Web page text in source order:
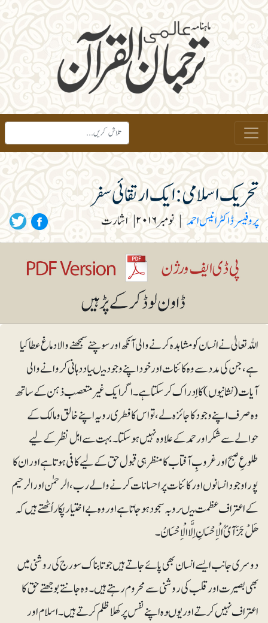
تحریک اسلامی: ایک ارتقائی سفر
پروفیسر ڈاکٹر انیس احمد | نومبر ۲۰۱۶ | اشارت
اللہ تعالیٰ نے انسان کو مشاہدہ کرنے والی آنکھ اور سوچنے سمجھنے والا دماغ عطا کیا
ہے، جن کی مدد سے وہ کائنات اور خود اپنے وجود میںیاد دہانی کروانے والی
آیات (نشانیوں) کا اِدراک کرسکتا ہے۔ اگر ایک غیر متعصب ذہن کے ساتھ
وہ صرف اپنے وجود کا جائزہ لے، تو اس کا فطری رویہ اپنے خالق و مالک کے
حوالے سے شکر اور حمد کے علاوہ نہیں ہو سکتا۔بہت سے اہل نظر کے لیے
طلوعِ صبح اورغروبِ آفتاب کا منظر ہی قبول حق کے لیے کافی ہوتا ہے اور ان کا
پورا وجود انسانوں اور کائنات پر احسانات کرنے والے رب ، الرحمٰن اورالرحیم
کے اعتراف عظمت میںروبہ سجود ہو جاتا ہے اور وہ بے اختیار پکار اُٹھتے ہیں کہ
ھَلْ جَزَآئُ الْاِحْسَانِ اِلَّا الْاِحْسَانُ۔
دوسری جانب ایسے انسان بھی پائے جاتے ہیں جو تابناک سورج کی روشنی میں
بھی بصیرت اور قلب کی روشنی سے محروم رہتے ہیں۔ وہ جانتے بوجھتے حق کا
اعتراف نہیں کرتے اور یوںوہ اپنے نفس پر کھلا ظلم کرتے ہیں۔ اسلام اور